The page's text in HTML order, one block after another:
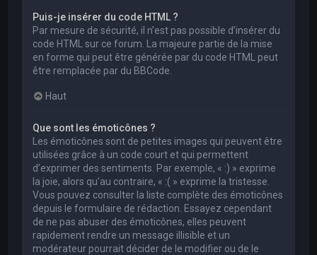
Puis-je insérer du code HTML ?
Par mesure de sécurité, il n’est pas possible d’insérer du
code HTML sur ce forum. La majeure partie de la mise
en forme qui peut être générée par du code HTML peut
être remplacée par du BBCode.
Haut
Que sont les émoticônes ?
Les émoticônes sont de petites images qui peuvent être
utilisées grâce à un code court et qui permettent
d’exprimer des sentiments. Par exemple, « :) » exprime
la joie, alors qu’au contraire, « :( » exprime la tristesse.
Vous pouvez consulter la liste complète des émoticônes
depuis le formulaire de rédaction. Essayez cependant
de ne pas abuser des émoticônes, elles peuvent
rapidement rendre un message illisible et un
modérateur pourrait décider de le modifier ou de le